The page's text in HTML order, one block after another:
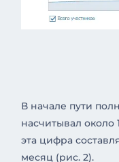
В начале пути
насчитывал около
эта цифра
месяц (рис. 2).